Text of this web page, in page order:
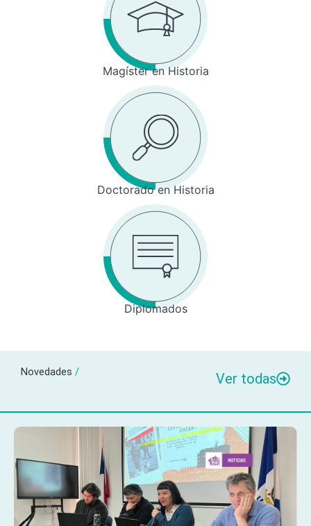
Magíster en Historia
Doctorado en Historia
Diplomados
Novedades / Ver todas